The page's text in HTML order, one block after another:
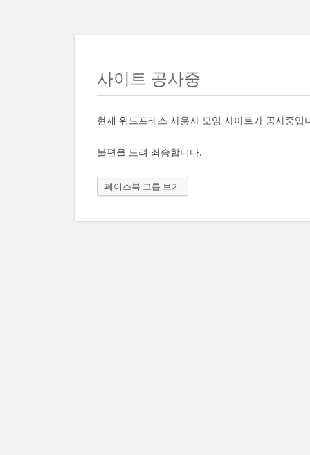
사이트 공사중
현재 워드프레스 사용자 모임 사이트가 공사중입
불편을 드려 죄송합니다.
페이스북 그룹 보기